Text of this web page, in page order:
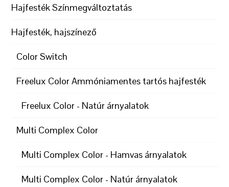
Hajfesték Színmegváltoztatás
Hajfesték, hajszínező
Color Switch
Freelux Color Ammóniamentes tartós hajfesték
Freelux Color - Natúr árnyalatok
Multi Complex Color
Multi Complex Color - Hamvas árnyalatok
Multi Complex Color - Natúr árnyalatok